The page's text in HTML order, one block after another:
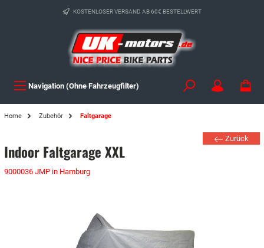
KOSTENLOSER VERSAND AB 60€ BESTELLWERT
Navigation (Ohne Fahrzeugfilter)
Home Zubehör Faltgarage
Zurück
Indoor Faltgarage XXL
9000036 JMP in Hamburg